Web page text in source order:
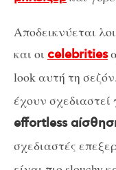
Αποδεικνύεται
και οι celebrities
look αυτή τη
έχουν σχεδιαστεί
effortless
σχεδιαστές